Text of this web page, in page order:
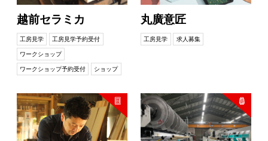
越前セラミカ
工房見学 工房見学予約受付
ワークショップ
ワークショップ予約受付 ショップ
丸廣意匠
工房見学 求人募集